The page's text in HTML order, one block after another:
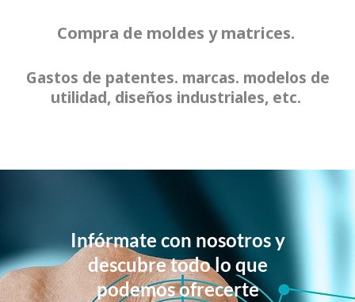
Compra de moldes y matrices.
Gastos de patentes. marcas. modelos de
utilidad, diseños industriales, etc.
Infórmate con nosotros y
descubre todo lo que
podemos ofrecerte